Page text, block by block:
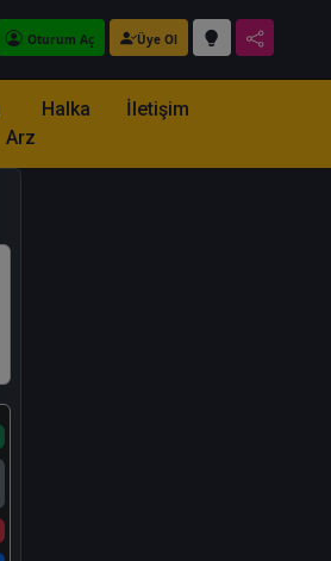
Oturum Aç Üye Ol
Halka
Arz
İletişim